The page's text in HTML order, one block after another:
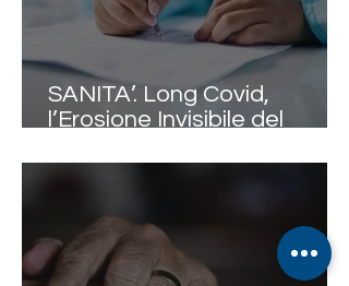
SANITA’. Long Covid,
l’Erosione Invisibile del
Nursing Up lancia l’allarme
studi scientifici